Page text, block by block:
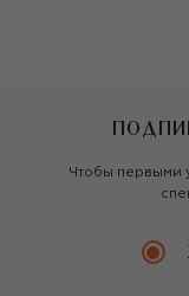
Чтобы первыми